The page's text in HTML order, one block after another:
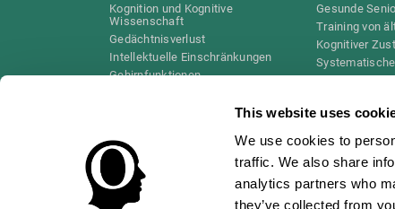
This website uses
We use cookies to
traffic. We also share
analytics partners who
they’ve collected from
Kognition und Kognitive
Wissenschaft
Gedächtnisverlust
Intellektuelle Einschränkungen
Gehirnfunktionen
Wahrnehmung
Aufmerksamkeit
Gesunde
Training von
Kognitiver